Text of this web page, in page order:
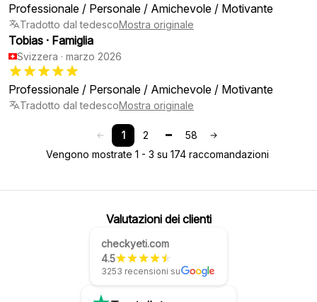
Professionale / Personale / Amichevole / Motivante
Tradotto dal tedescoMostra originale
Tobias · Famiglia
Svizzera · marzo 2026
Professionale / Personale / Amichevole / Motivante
Tradotto dal tedescoMostra originale
1 2
58
Vengono mostrate 1 - 3 su 174 raccomandazioni
Valutazioni dei clienti
checkyeti.com
4.5
3253 recensioni su